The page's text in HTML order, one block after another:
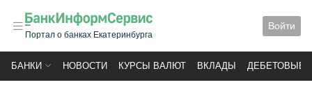
Портал о банках Екатеринбурга
Войти
БАНКИ НОВОСТИ КУРСЫ ВАЛЮТ ВКЛАДЫ ДЕБЕТОВЫЕ